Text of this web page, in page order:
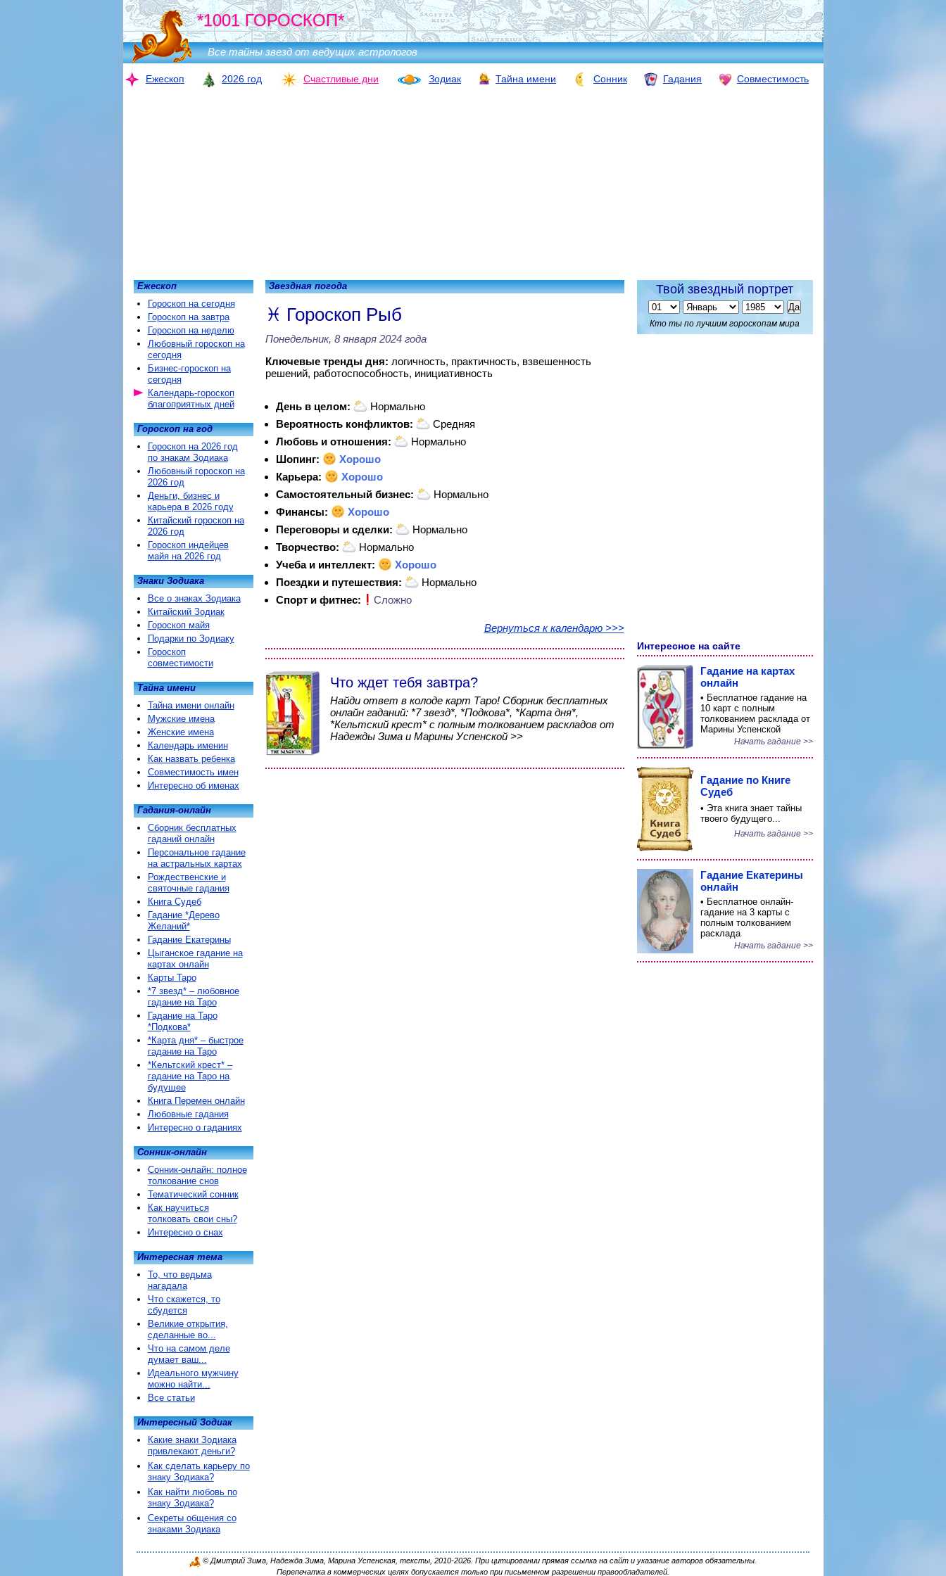
*1001 ГОРОСКОП*
Все тайны звезд от ведущих астрологов
Ежескоп 2026 год Счастливые дни Зодиак Тайна имени Сонник Гадания Совместимость
Звездная погода
Гороскоп Рыб
Понедельник, 8 января 2024 года
Ключевые тренды дня: логичность, практичность, взвешенность
решений, работоспособность, инициативность
День в целом:
Нормально
Вероятность конфликтов:
Средняя
Любовь и отношения:
Нормально
Шопинг:
Хорошо
Карьера:
Хорошо
Самостоятельный бизнес:
Нормально
Финансы:
Хорошо
Переговоры и сделки:
Нормально
Творчество:
Нормально
Учеба и интеллект:
Хорошо
Поездки и путешествия:
Нормально
Спорт и фитнес:
Сложно
Вернуться к календарю >>>
Что ждет тебя завтра?
Найди ответ в колоде карт Таро! Сборник бесплатных
онлайн гаданий: *7 звезд*, *Подкова*, *Карта дня*,
*Кельтский крест* с полным толкованием раскладов от
Надежды Зима и Марины Успенской >>
Ежескоп
Гороскоп на сегодня
Гороскоп на завтра
Гороскоп на неделю
Любовный гороскоп на
сегодня
Бизнес-гороскоп на
сегодня
Календарь-гороскоп
благоприятных дней
Гороскоп на год
Гороскоп на 2026 год
по знакам Зодиака
Любовный гороскоп на
2026 год
Деньги, бизнес и
карьера в 2026 году
Китайский гороскоп на
2026 год
Гороскоп индейцев
майя на 2026 год
Знаки Зодиака
Все о знаках Зодиака
Китайский Зодиак
Гороскоп майя
Подарки по Зодиаку
Гороскоп
совместимости
Тайна имени
Тайна имени онлайн
Мужские имена
Женские имена
Календарь именин
Как назвать ребенка
Совместимость имен
Интересно об именах
Гадания-онлайн
Сборник бесплатных
гаданий онлайн
Персональное гадание
на астральных картах
Рождественские и
святочные гадания
Книга Судеб
Гадание *Дерево
Желаний*
Гадание Екатерины
Цыганское гадание на
картах онлайн
Карты Таро
*7 звезд* – любовное
гадание на Таро
Гадание на Таро
*Подкова*
*Карта дня* – быстрое
гадание на Таро
*Кельтский крест* –
гадание на Таро на
будущее
Книга Перемен онлайн
Любовные гадания
Интересно о гаданиях
Сонник-онлайн
Сонник-онлайн: полное
толкование снов
Тематический сонник
Как научиться
толковать свои сны?
Интересно о снах
Интересная тема
То, что ведьма
нагадала
Что скажется, то
сбудется
Великие открытия,
сделанные во...
Что на самом деле
думает ваш...
Идеального мужчину
можно найти...
Все статьи
Интересный Зодиак
Какие знаки Зодиака
привлекают деньги?
Как сделать карьеру по
знаку Зодиака?
Как найти любовь по
знаку Зодиака?
Секреты общения со
знаками Зодиака
Твой звездный портрет
Кто ты по лучшим гороскопам мира
Интересное на сайте
Гадание на картах
онлайн
• Бесплатное гадание на
10 карт с полным
толкованием расклада от
Марины Успенской
Начать гадание >>
Гадание по Книге
Судеб
• Эта книга знает тайны
твоего будущего...
Начать гадание >>
Гадание Екатерины
онлайн
• Бесплатное онлайн-
гадание на 3 карты с
полным толкованием
расклада
Начать гадание >>
© Дмитрий Зима, Надежда Зима, Марина Успенская, тексты, 2010-2026. При цитировании прямая ссылка на сайт и указание авторов обязательны.
Перепечатка в коммерческих целях допускается только при письменном разрешении правообладателей.